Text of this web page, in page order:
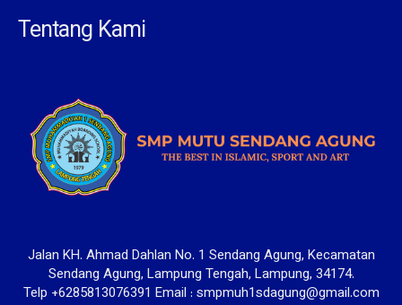
Tentang Kami
Jalan KH. Ahmad Dahlan No. 1 Sendang Agung, Kecamatan
Sendang Agung, Lampung Tengah, Lampung, 34174.
Telp +6285813076391 Email : smpmuh1sdagung@gmail.com